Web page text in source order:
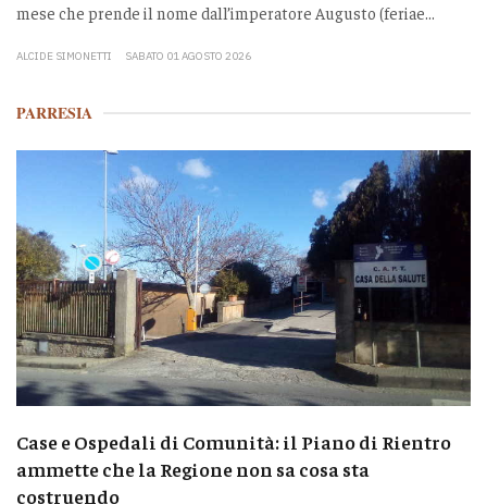
mese che prende il nome dall’imperatore Augusto (feriae...
ALCIDE SIMONETTI SABATO 01 AGOSTO 2026
PARRESIA
Case e Ospedali di Comunità: il Piano di Rientro
ammette che la Regione non sa cosa sta
costruendo